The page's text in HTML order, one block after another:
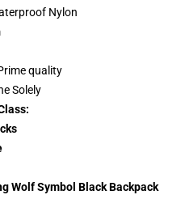
Nylon
quality
Solely